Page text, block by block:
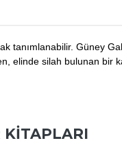
tanımlanabilir. Güney
elinde silah bulunan bir
KITAPLARI